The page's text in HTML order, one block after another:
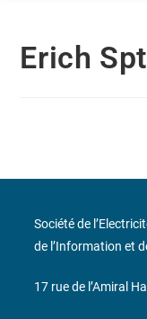
Erich
Société de
de l’Information et
17 rue de l’Amiral